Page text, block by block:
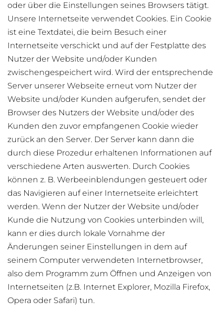
oder über die Einstellungen seines Browsers tätigt.
Unsere Internetseite verwendet Cookies. Ein Cookie
ist eine Textdatei, die beim Besuch einer
Internetseite verschickt und auf der Festplatte des
Nutzer der Website und/oder Kunden
zwischengespeichert wird. Wird der entsprechende
Server unserer Webseite erneut vom Nutzer der
Website und/oder Kunden aufgerufen, sendet der
Browser des Nutzers der Website und/oder des
Kunden den zuvor empfangenen Cookie wieder
zurück an den Server. Der Server kann dann die
durch diese Prozedur erhaltenen Informationen auf
verschiedene Arten auswerten. Durch Cookies
können z. B. Werbeeinblendungen gesteuert oder
das Navigieren auf einer Internetseite erleichtert
werden. Wenn der Nutzer der Website und/oder
Kunde die Nutzung von Cookies unterbinden will,
kann er dies durch lokale Vornahme der
Änderungen seiner Einstellungen in dem auf
seinem Computer verwendeten Internetbrowser,
also dem Programm zum Öffnen und Anzeigen von
Internetseiten (z.B. Internet Explorer, Mozilla Firefox,
Opera oder Safari) tun.